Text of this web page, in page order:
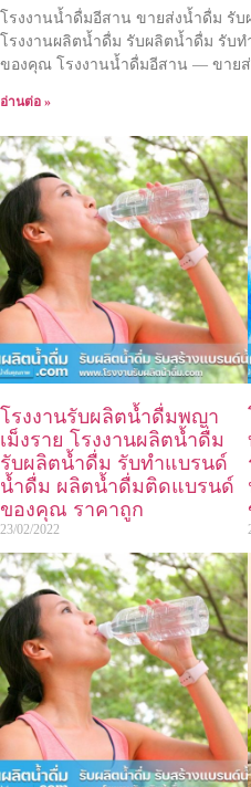
โรงงานน้ำดื่มอีสาน ขายส่งน้ำดื่ม รั
โรงงานผลิตน้ำดื่ม รับผลิตน้ำดื่ม รับ
ของคุณ โรงงานน้ำดื่มอีสาน — ขาย
อ่านต่อ »
โรงงานรับผลิตน้ำดื่มพญา
เม็งราย โรงงานผลิตน้ำดื่ม
รับผลิตน้ำดื่ม รับทำแบรนด์
น้ำดื่ม ผลิตน้ำดื่มติดแบรนด์
ของคุณ ราคาถูก
23/02/2022